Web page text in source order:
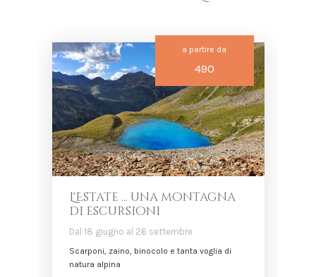
a partire da
490
L'Estate ... una montagna
di escursioni
Dal 18 giugno al 26 settembre
Scarponi, zaino, binocolo e tanta voglia di
natura alpina